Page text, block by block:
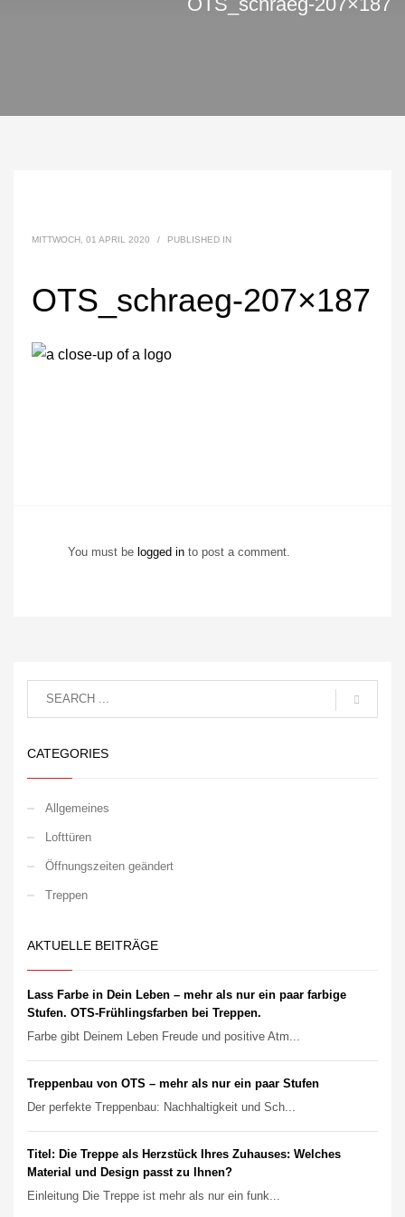
MITTWOCH, 01 APRIL 2020 / PUBLISHED IN
OTS_schraeg-207×187
You must be logged in to post a comment.
CATEGORIES
Allgemeines
Lofttüren
Öffnungszeiten geändert
Treppen
AKTUELLE BEITRÄGE
Lass Farbe in Dein Leben – mehr als nur ein paar farbige
Stufen. OTS-Frühlingsfarben bei Treppen.
Farbe gibt Deinem Leben Freude und positive Atm...
Treppenbau von OTS – mehr als nur ein paar Stufen
Der perfekte Treppenbau: Nachhaltigkeit und Sch...
Titel: Die Treppe als Herzstück Ihres Zuhauses: Welches
Material und Design passt zu Ihnen?
Einleitung Die Treppe ist mehr als nur ein funk...